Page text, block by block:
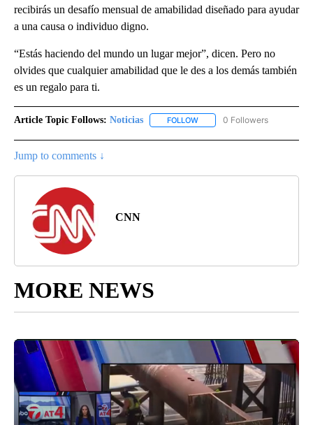
recibirás un desafío mensual de amabilidad diseñado para ayudar
a una causa o individuo digno.
“Estás haciendo del mundo un lugar mejor”, dicen. Pero no
olvides que cualquier amabilidad que le des a los demás también
es un regalo para ti.
Article Topic Follows: Noticias FOLLOW FOLLOW "NOTICIAS" TO
0 Followers
Jump to comments ↓
CNN
MORE NEWS